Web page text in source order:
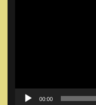
00:00